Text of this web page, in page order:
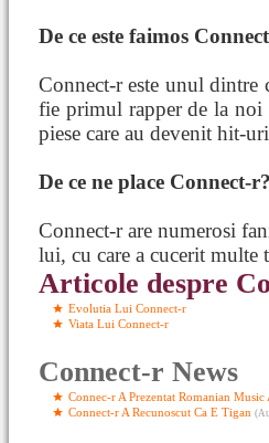
De ce este faimos
Connect-r este unul dintre
fie primul rapper de la noi
piese care au devenit hit-
De ce ne place Connect-r?
Connect-r are numerosi
lui, cu care a cucerit multe
Articole despre
Evolutia Lui Connect-r
Viata Lui Connect-r
Connect-r News
Connec-r A Prezentat Romanian Music
Connect-r A Recunoscut Ca E Tigan